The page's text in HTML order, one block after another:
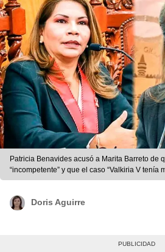
Patricia Benavides acusó a Marita Barreto de
“incompetente” y que el caso “Valkiria V tenía
composición Fabrizio Oviedo/La República
Doris Aguirre